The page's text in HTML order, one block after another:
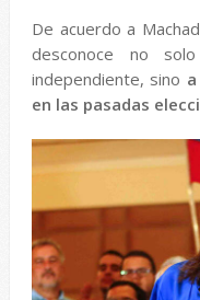
De acuerdo a
desconoce no
independiente, sino
en las pasadas